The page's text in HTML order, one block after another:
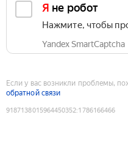
Я не робот
Нажмите, чтобы
Yandex SmartCaptcha
Если у вас возникли проблемы,
обратной связи
9187138015964450352:1786166466